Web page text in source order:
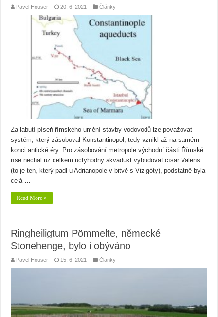
Pavel Houser 20. 6. 2021 Články
Za labutí píseň římského umění stavby vodovodů lze považovat
systém, který zásoboval Konstantinopol, tedy vznikl až na samém
konci antické éry. Pro zásobování metropole východní části Římské
říše nechal už celkem úctyhodný akvadukt vybudovat císař Valens
(to je ten, který padl u Adrianopole v bitvě s Vizigóty), podstatně byla
celá …
Read More »
Ringheiligtum Pömmelte, německé
Stonehenge, bylo i obýváno
Pavel Houser 15. 6. 2021 Články